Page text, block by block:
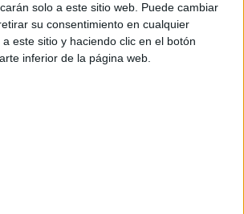
solo a este sitio web. Puede cambiar
su consentimiento en cualquier
este sitio y haciendo clic en el botón
inferior de la página web.
imprescindible
en su post la importancia de ser